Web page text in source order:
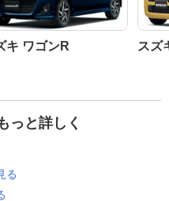
キ ワゴンR スズ
っと詳しく
る